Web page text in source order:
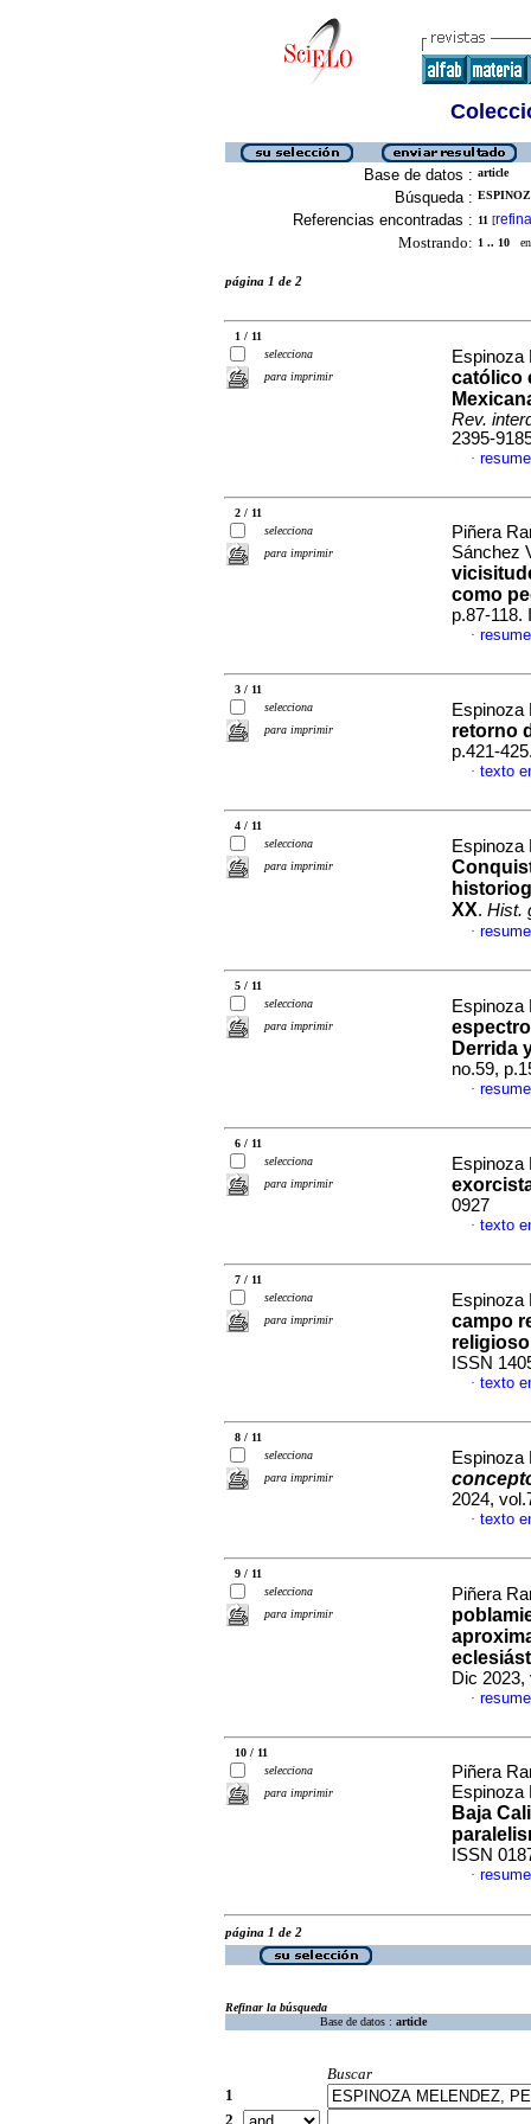
Base de datos : article
Búsqueda :
Referencias encontradas : 11 [
Mostrando: 1 .. 10 en
página 1 de 2
1 / 11
selecciona
para imprimir
Espinoza
católico
Rev.
2395-
·
2 / 11
selecciona
para imprimir
Piñera
Sánchez
como
p.87-118.
·
3 / 11
selecciona
para imprimir
Espinoza
retorno
p.421-
· texto
4 / 11
selecciona
para imprimir
Espinoza
XX. Hist.
·
5 / 11
selecciona
para imprimir
Espinoza
Derrida
no.59,
·
6 / 11
selecciona
para imprimir
Espinoza
0927
· texto
7 / 11
selecciona
para imprimir
Espinoza
campo
ISSN
· texto
8 / 11
selecciona
para imprimir
Espinoza
2024,
· texto
9 / 11
selecciona
para imprimir
Piñera
Dic 2023,
·
10 / 11
selecciona
para imprimir
Piñera
Espinoza
Baja
ISSN
·
página 1 de 2
Refinar la búsqueda
Base de datos : article
Buscar
1
2